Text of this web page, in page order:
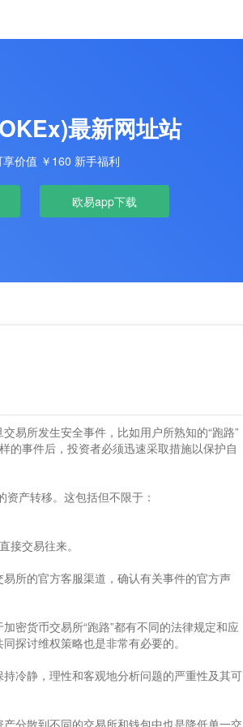
最新网址站
价值 ￥160 新手福利
欧易app下载
易所发生安全事件，比如用户所熟知的“跑路”
的事件后，投资者必须迅速采取措施以保护自
产转移。这包括但不限于：
接交易往来。
所的官方客服渠道，确认有关事件的官方声
密货币交易所“跑路”都有不同的法律规定和应
探讨维权策略也是非常有必要的。
冷静，理性和客观地分析问题的严重性及其可
分散到不同的交易所和钱包中也是降低单一交